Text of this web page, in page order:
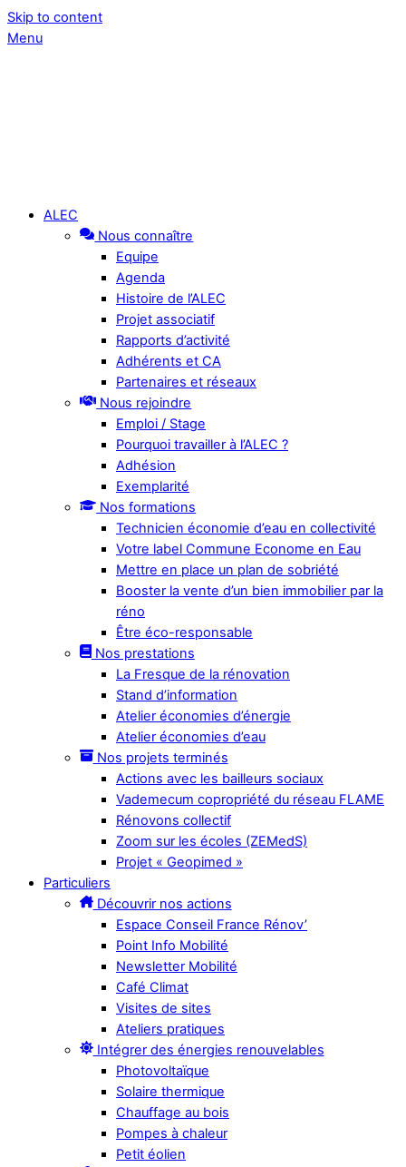
Skip to content
Menu
ALEC
Nous connaître
Equipe
Agenda
Histoire de l’ALEC
Projet associatif
Rapports d’activité
Adhérents et CA
Partenaires et réseaux
Nous rejoindre
Emploi / Stage
Pourquoi travailler à l’ALEC ?
Adhésion
Exemplarité
Nos formations
Technicien économie d’eau en collectivité
Votre label Commune Econome en Eau
Mettre en place un plan de sobriété
Booster la vente d’un bien immobilier par la
réno
Être éco-responsable
Nos prestations
La Fresque de la rénovation
Stand d’information
Atelier économies d’énergie
Atelier économies d’eau
Nos projets terminés
Actions avec les bailleurs sociaux
Vademecum copropriété du réseau FLAME
Rénovons collectif
Zoom sur les écoles (ZEMedS)
Projet « Geopimed »
Particuliers
Découvrir nos actions
Espace Conseil France Rénov’
Point Info Mobilité
Newsletter Mobilité
Café Climat
Visites de sites
Ateliers pratiques
Intégrer des énergies renouvelables
Photovoltaïque
Solaire thermique
Chauffage au bois
Pompes à chaleur
Petit éolien